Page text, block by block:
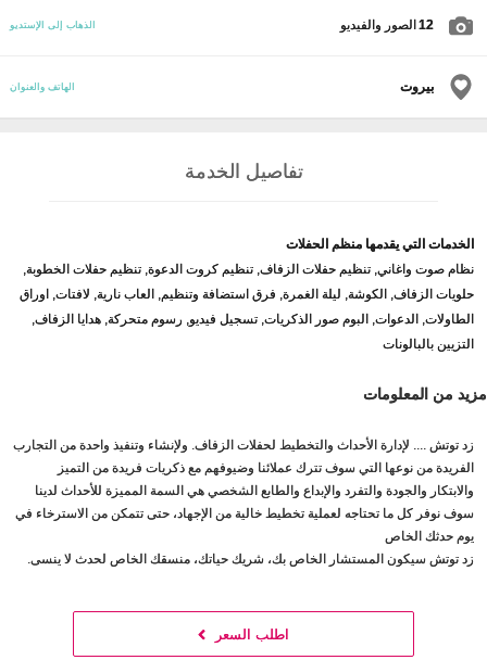
12 الصور والفيديو الذهاب إلى الإستديو
بيروت الهاتف والعنوان
تفاصيل الخدمة
الخدمات التي يقدمها منظم الحفلات
نظام صوت واغاني, تنظيم حفلات الزفاف, تنظيم كروت الدعوة, تنظيم حفلات الخطوبة,
حلويات الزفاف, الكوشة, ليلة الغمرة, فرق استضافة وتنظيم, العاب نارية, لافتات, اوراق
الطاولات, الدعوات, البوم صور الذكريات, تسجيل فيديو, رسوم متحركة, هدايا الزفاف,
التزيين بالبالونات
مزيد من المعلومات
زد توتش .... لإدارة الأحداث والتخطيط لحفلات الزفاف. ولإنشاء وتنفيذ واحدة من التجارب
الفريدة من نوعها التي سوف تترك عملائنا وضيوفهم مع ذكريات فريدة من التميز
والابتكار والجودة والتفرد والإبداع والطابع الشخصي هي السمة المميزة للأحداث لدينا
سوف نوفر كل ما تحتاجه لعملية تخطيط خالية من الإجهاد، حتى تتمكن من الاسترخاء في
يوم حدثك الخاص
زد توتش سيكون المستشار الخاص بك، شريك حياتك، منسقك الخاص لحدث لا ينسى.
اطلب السعر